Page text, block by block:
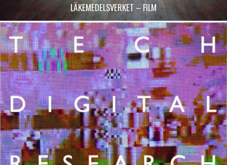
LÄKEMEDELSVERKET – FILM